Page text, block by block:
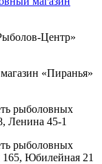
Центр»
«Пиранья»
рыболовных
Ленина 45-1
рыболовных
Юбилейная 21